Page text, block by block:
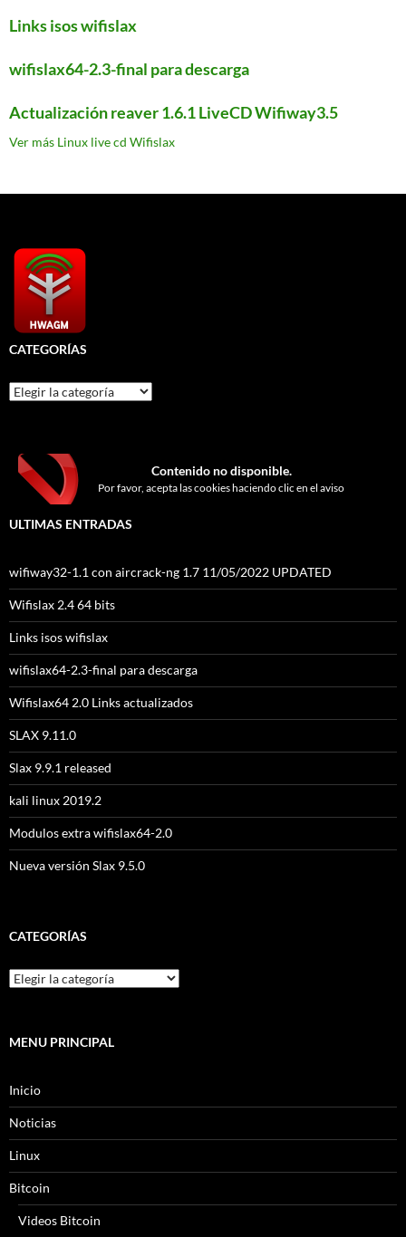
Links isos wifislax
wifislax64-2.3-final para descarga
Actualización reaver 1.6.1 LiveCD Wifiway3.5
Ver más Linux live cd Wifislax
CATEGORÍAS
Categorías
Contenido no disponible.
Por favor, acepta las cookies haciendo clic en el aviso
ULTIMAS ENTRADAS
wifiway32-1.1 con aircrack-ng 1.7 11/05/2022 UPDATED
Wifislax 2.4 64 bits
Links isos wifislax
wifislax64-2.3-final para descarga
Wifislax64 2.0 Links actualizados
SLAX 9.11.0
Slax 9.9.1 released
kali linux 2019.2
Modulos extra wifislax64-2.0
Nueva versión Slax 9.5.0
CATEGORÍAS
MENU PRINCIPAL
Inicio
Noticias
Linux
Bitcoin
Videos Bitcoin